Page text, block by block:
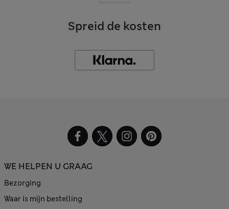
Spreid de kosten
WE HELPEN U GRAAG
Bezorging
Waar is mijn bestelling